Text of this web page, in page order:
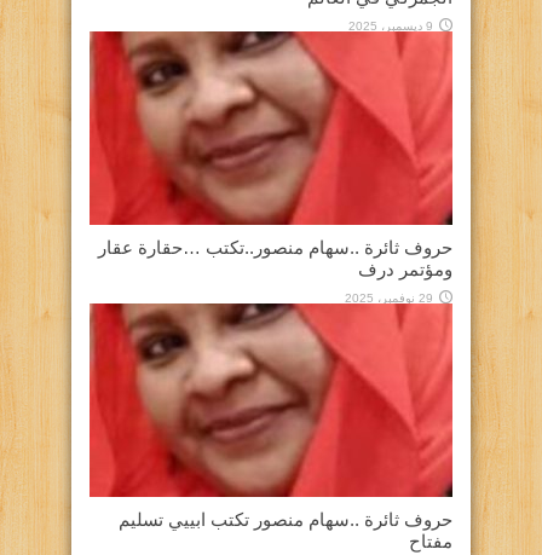
9 ديسمبر، 2025
حروف ثائرة ..سهام منصور..تكتب …حقارة عقار
ومؤتمر درف
29 نوفمبر، 2025
حروف ثائرة ..سهام منصور تكتب ابييي تسليم
مفتاح